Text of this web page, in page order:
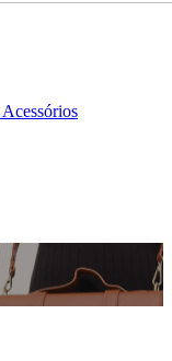
Acessórios